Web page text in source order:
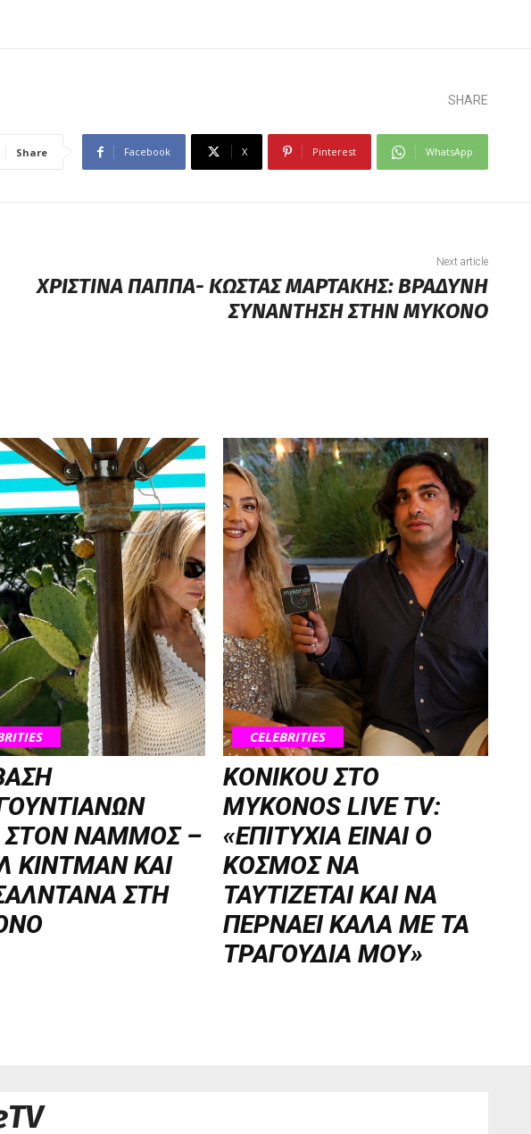
SHARE
Share Facebook X Pinterest WhatsApp
Next article
ΧΡΙΣΤΙΝΑ ΠΑΠΠΑ- ΚΩΣΤΑΣ ΜΑΡΤΑΚΗΣ: ΒΡΑΔΥΝΗ
ΣΥΝΑΝΤΗΣΗ ΣΤΗΝ ΜΥΚΟΝΟ
ΣΤΟΝ NΑΜΜΟΣ –
ΚΙΝΤΜΑΝ ΚΑΙ
ΣΤΗ
CELEBRITIES
KONIKOU ΣΤΟ
MYKONOS LIVE TV:
«ΕΠΙΤΥΧΙΑ ΕΙΝΑΙ Ο
ΚΟΣΜΟΣ ΝΑ
ΤΑΥΤΙΖΕΤΑΙ KAI ΝΑ
ΠΕΡΝΑΕΙ ΚΑΛΑ ΜΕ ΤΑ
ΤΡΑΓΟΥΔΙΑ ΜΟΥ»